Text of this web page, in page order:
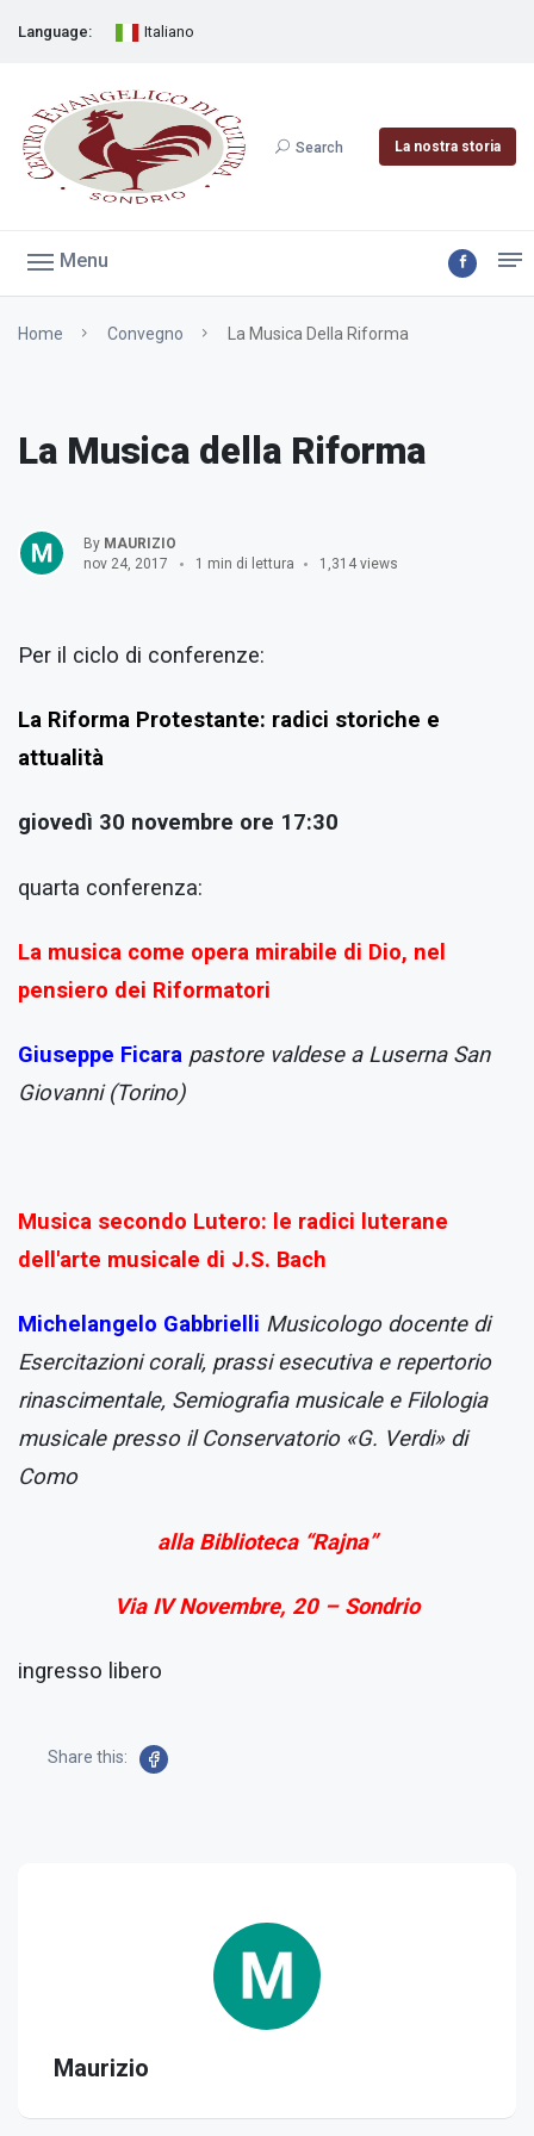
Language: Italiano
Search La nostra storia
Menu
Home Convegno La Musica Della Riforma
La Musica della Riforma
By MAURIZIO
nov 24, 2017
1 min di lettura 1,314 views
Per il ciclo di conferenze:
La Riforma Protestante: radici storiche e
attualità
giovedì 30 novembre ore 17:30
quarta conferenza:
La musica come opera mirabile di Dio, nel
pensiero dei Riformatori
Giuseppe Ficara pastore valdese a Luserna San
Giovanni (Torino)
Musica secondo Lutero: le radici luterane
dell'arte musicale di J.S. Bach
Michelangelo Gabbrielli Musicologo docente di
Esercitazioni corali, prassi esecutiva e repertorio
rinascimentale, Semiografia musicale e Filologia
musicale presso il Conservatorio «G. Verdi» di
Como
alla Biblioteca “Rajna”
Via IV Novembre, 20 – Sondrio
ingresso libero
Share this:
Maurizio